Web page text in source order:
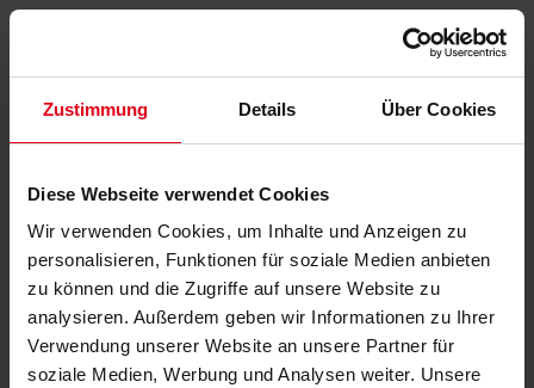
Zustimmung Details Über Cookies
Diese Webseite verwendet Cookies
Wir verwenden Cookies, um Inhalte und Anzeigen zu
personalisieren, Funktionen für soziale Medien anbieten
zu können und die Zugriffe auf unsere Website zu
analysieren. Außerdem geben wir Informationen zu Ihrer
Verwendung unserer Website an unsere Partner für
soziale Medien, Werbung und Analysen weiter. Unsere